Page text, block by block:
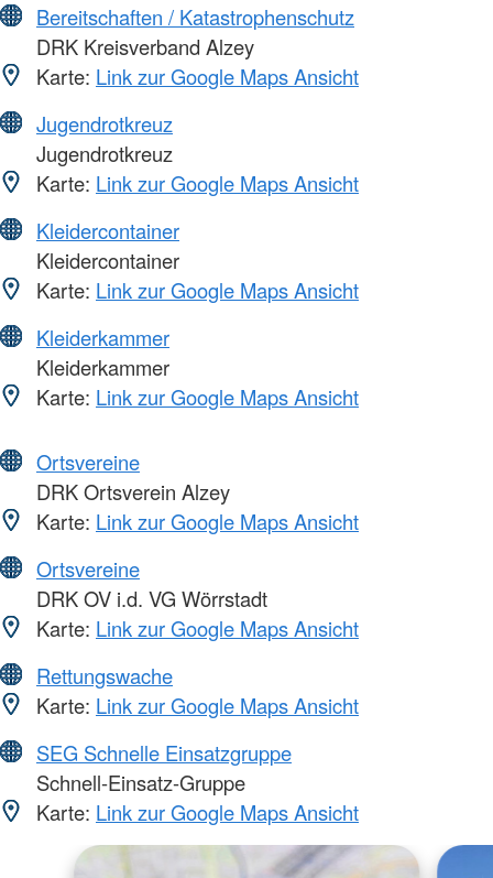
Bereitschaften / Katastrophenschutz
DRK Kreisverband Alzey
Karte: Link zur Google Maps Ansicht
Jugendrotkreuz
Jugendrotkreuz
Karte: Link zur Google Maps Ansicht
Kleidercontainer
Kleidercontainer
Karte: Link zur Google Maps Ansicht
Kleiderkammer
Kleiderkammer
Karte: Link zur Google Maps Ansicht
Ortsvereine
DRK Ortsverein Alzey
Karte: Link zur Google Maps Ansicht
Ortsvereine
DRK OV i.d. VG Wörrstadt
Karte: Link zur Google Maps Ansicht
Rettungswache
Karte: Link zur Google Maps Ansicht
SEG Schnelle Einsatzgruppe
Schnell-Einsatz-Gruppe
Karte: Link zur Google Maps Ansicht